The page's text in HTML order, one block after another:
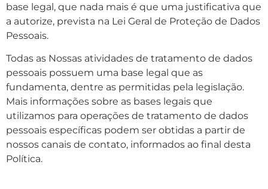
base legal, que nada mais é que uma justificativa que
a autorize, prevista na Lei Geral de Proteção de Dados
Pessoais.
Todas as Nossas atividades de tratamento de dados
pessoais possuem uma base legal que as
fundamenta, dentre as permitidas pela legislação.
Mais informações sobre as bases legais que
utilizamos para operações de tratamento de dados
pessoais específicas podem ser obtidas a partir de
nossos canais de contato, informados ao final desta
Política.